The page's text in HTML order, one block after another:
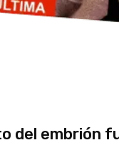
del embrión